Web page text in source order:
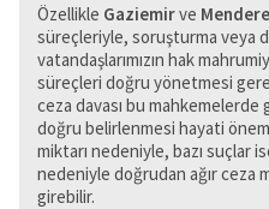
Özellikle Gaziemirve
süreçleriyle, soruşturma veya
vatandaşlarımızın hak
süreçleri doğru yönetmesi
ceza davası bu mahkemelerde
doğru belirlenmesi hayati önem
miktarı nedeniyle, bazı suçlar
nedeniyle doğrudan ağır ceza
girebilir.